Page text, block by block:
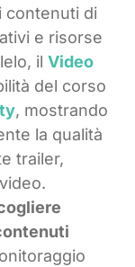
contenuti di
e risorse
il Video
del corso
, mostrando
la qualità
trailer,